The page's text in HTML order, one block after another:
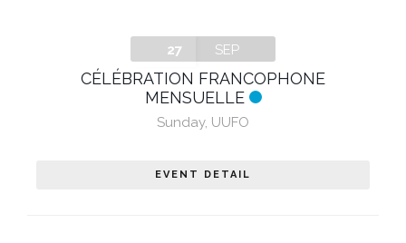
27 SEP
CÉLÉBRATION FRANCOPHONE
MENSUELLE
Sunday, UUFO
EVENT DETAIL